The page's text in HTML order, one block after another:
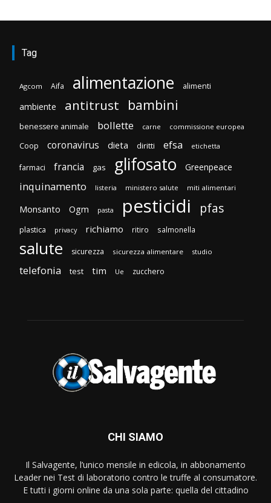
Tag
Agcom Aifa alimentazione alimenti
ambiente antitrust bambini
benessere animale bollette carne commissione europea
Coop coronavirus dieta diritti efsa etichetta
farmaci francia gas glifosato Greenpeace
inquinamento listeria ministero salute miti alimentari
Monsanto Ogm pasta pesticidi pfas
plastica privacy richiamo ritiro salmonella
salute sicurezza sicurezza alimentare studio
telefonia test tim Ue zucchero
CHI SIAMO
Il Salvagente, l’unico mensile in edicola, in abbonamento
Leader nei Test di laboratorio contro le truffe al consumatore.
E tutti i giorni online da una sola parte: quella del cittadino